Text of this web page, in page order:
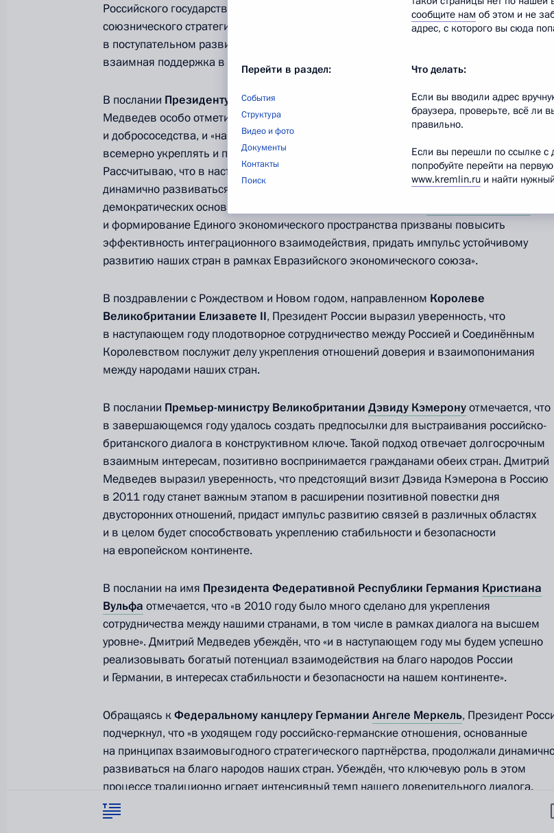
Разделы сайта
Президента
России
События
Структура
Видео и фото
Документы
Контакты
Поиск
Для СМИ
Подписаться
Справочник
Версия для людей
с ограниченными
Информационные
ресурсы
Президента России
Текущий ресурс
Конституция России
Государственная
символика
Обратиться к Президенту
возраста
Виртуальный тур по
Владимир Путин —
личный сайт
Дикая природа России
Официальные
сетевые ресурсы
Президента России
MAX
Telegram-канал
YouTube
Правовая и
техническая
информация
О портале
информации сайта
О персональных
данных
доступны по
Creative Commons
Attribution 4.0
Администрация
Президента России
Российского государства подчеркнул: «Для наших стран, связанных тесными узами
союзнического стратегического партнёрства, уходящий год стал важным этапом
в поступательном развитии многогранного сотрудничества, в основе которого –
взаимная поддержка в вопросах, затрагивающих коренные интересы двух государств».
В послании Президенту Республики Беларусь Александру ЛукашенкоДмитрий
Медведев особо отметил, что наши страны объединяют исторические традиции
и добрососедства, и «наш долг – бережно относиться к этому общему достоянию,
всемерно укреплять и приумножать взаимовыгодные двусторонние связи.
Рассчитываю, что в наступающем году российско-белорусское сотрудничество будет
динамично развиваться на благо граждан наших стран, в интересах укрепления
демократических основ государственности. Успешная работа
и формирование Единого экономического пространства призваны повысить
эффективность интеграционного взаимодействия, придать импульс устойчивому
развитию наших стран в рамках Евразийского экономического союза».
В поздравлении с Рождеством и Новом годом, направленном Королеве
Великобритании Елизавете II, Президент России выразил уверенность, что
в наступающем году плодотворное сотрудничество между Россией и Соединённым
Королевством послужит делу укрепления отношений доверия и взаимопонимания
между народами наших стран.
В послании Премьер-министру Великобритании Дэвиду Кэмеронуотмечается, что
в завершающемся году удалось создать предпосылки для выстраивания российско-
британского диалога в конструктивном ключе. Такой подход отвечает долгосрочным
взаимным интересам, позитивно воспринимается гражданами обеих стран. Дмитрий
Медведев выразил уверенность, что предстоящий визит Дэвида Кэмерона в Россию
в 2011 году станет важным этапом в расширении позитивной повестки дня
двусторонних отношений, придаст импульс развитию связей в различных областях
и в целом будет способствовать укреплению стабильности и безопасности
на европейском континенте.
В послании на имя Президента Федеративной Республики Германия Кристиана
Вульфа отмечается, что «в 2010 году было много сделано для укрепления
сотрудничества между нашими странами, в том числе в рамках диалога на высшем
уровне». Дмитрий Медведев убеждён, что «и в наступающем году мы будем успешно
реализовывать богатый потенциал взаимодействия на благо народов России
и Германии, в интересах стабильности и безопасности на нашем континенте».
Обращаясь кФедеральному канцлеру Германии Ангеле Меркель, Президент
подчеркнул, что «в уходящем году российско-германские отношения, основанные
на принципах взаимовыгодного стратегического партнёрства, продолжали
развиваться на благо народов наших стран. Убеждён, что ключевую роль в этом
процессе традиционно играет интенсивный темп нашего доверительного диалога.
Знаковыми вехами в этом плане стали совместные мероприятия по случаю
символических юбилеев общей истории – 65-летия разгрома нацизма и 20-летия
сообщите нам об этом и не
адрес, с которого вы сюда
Что делать:
Если вы вводили адрес
браузера, проверьте, всё ли
правильно.
Если вы перешли по ссылке с
попробуйте перейти на
www.kremlin.ru и найти
Перейти в раздел:
События
Структура
Видео и фото
Документы
Контакты
Поиск